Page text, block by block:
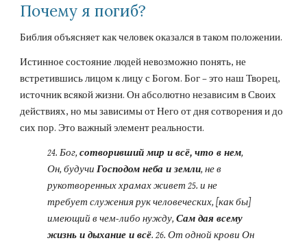
Почему я погиб?
Библия объясняет как человек оказался в таком положении.
Истинное состояние людей невозможно понять, не
встретившись лицом к лицу с Богом. Бог – это наш Творец,
источник всякой жизни. Он абсолютно независим в Своих
действиях, но мы зависимы от Него от дня сотворения и до
сих пор. Это важный элемент реальности.
24. Бог, сотворивший мир и всё, что в нем,
Он, будучи Господом неба и земли, не в
рукотворенных храмах живет 25. и не
требует служения рук человеческих, [как бы]
имеющий в чем-либо нужду, Сам дая всему
жизнь и дыхание и всё